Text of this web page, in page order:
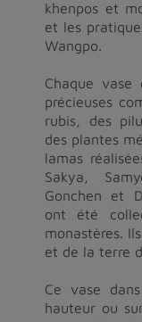
khenpos et
et les
Wangpo.
Chaque vase
précieuses
rubis, des
des plantes
lamas
Sakya,
Gonchen et
ont été
monastères.
et de la terre
Ce vase
hauteur ou